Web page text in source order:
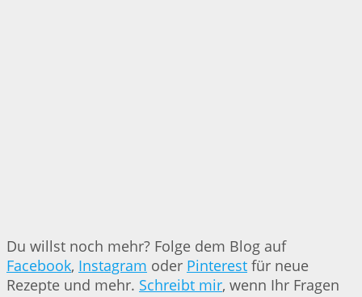
Du willst noch mehr? Folge dem Blog auf
Facebook, Instagram oder Pinterest für neue
Rezepte und mehr. Schreibt mir, wenn Ihr Fragen